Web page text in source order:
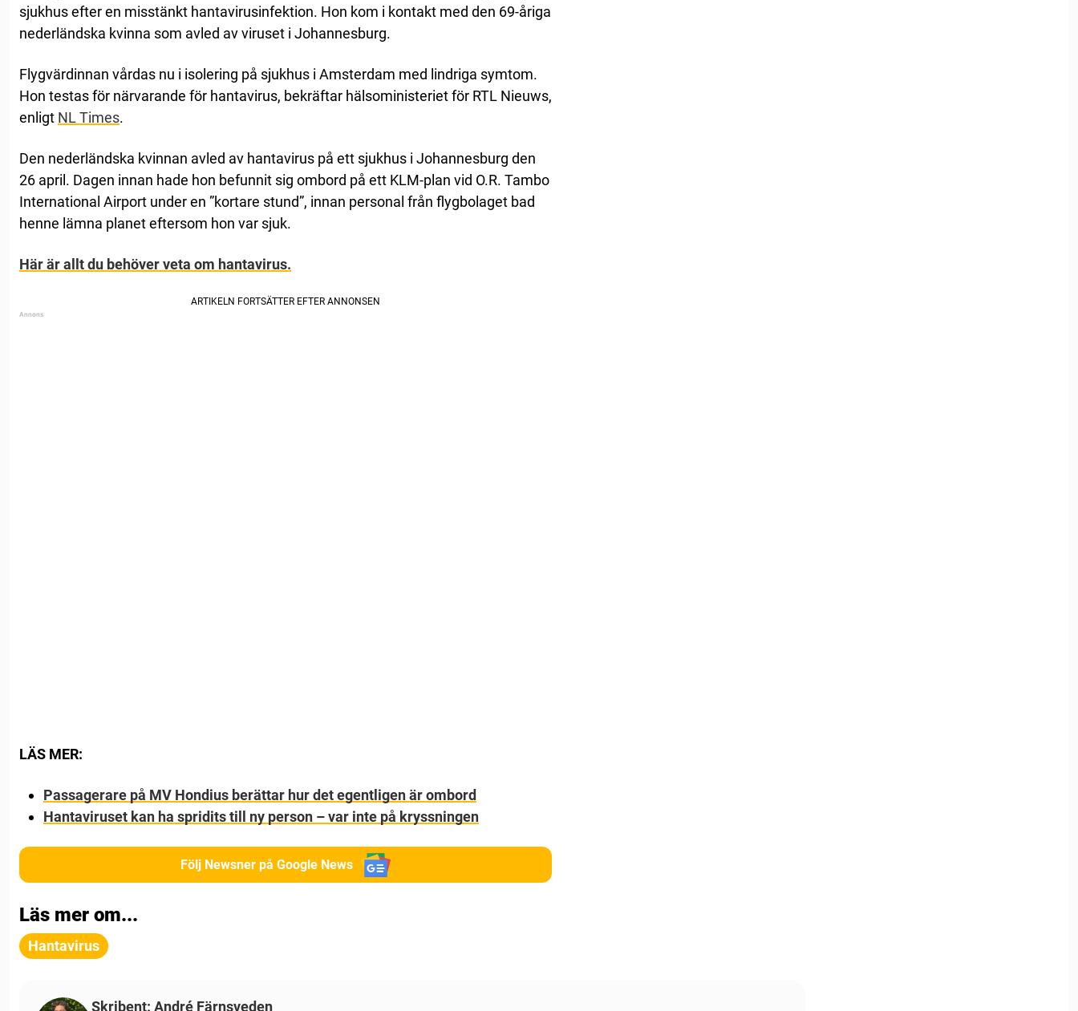
sjukhus efter en misstänkt hantavirusinfektion. Hon kom i kontakt med den 69-åriga
nederländska kvinna som avled av viruset i Johannesburg.
Flygvärdinnan vårdas nu i isolering på sjukhus i Amsterdam med lindriga symtom.
Hon testas för närvarande för hantavirus, bekräftar hälsoministeriet för RTL Nieuws,
enligt NL Times.
Den nederländska kvinnan avled av hantavirus på ett sjukhus i Johannesburg den
26 april. Dagen innan hade hon befunnit sig ombord på ett KLM-plan vid O.R. Tambo
International Airport under en ”kortare stund”, innan personal från flygbolaget bad
henne lämna planet eftersom hon var sjuk.
Här är allt du behöver veta om hantavirus.
LÄS MER:
Passagerare på MV Hondius berättar hur det egentligen är ombord
Hantaviruset kan ha spridits till ny person – var inte på kryssningen
Följ Newsner på Google News
Läs mer om...
Hantavirus
Skribent: André Färnsveden